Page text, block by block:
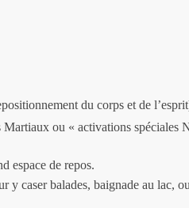
du corps et de
ou « activations spéciales
espace de repos.
y caser balades, baignade au lac,